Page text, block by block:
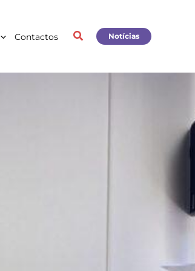
Contactos Notícias